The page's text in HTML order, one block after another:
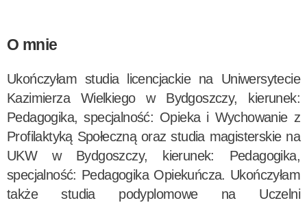
O mnie
Ukończyłam studia licencjackie na Uniwersytecie
Kazimierza Wielkiego w Bydgoszczy, kierunek:
Pedagogika, specjalność: Opieka i Wychowanie z
Profilaktyką Społeczną oraz studia magisterskie na
UKW w Bydgoszczy, kierunek: Pedagogika,
specjalność: Pedagogika Opiekuńcza. Ukończyłam
takżestudia podyplomowe na Uczelni